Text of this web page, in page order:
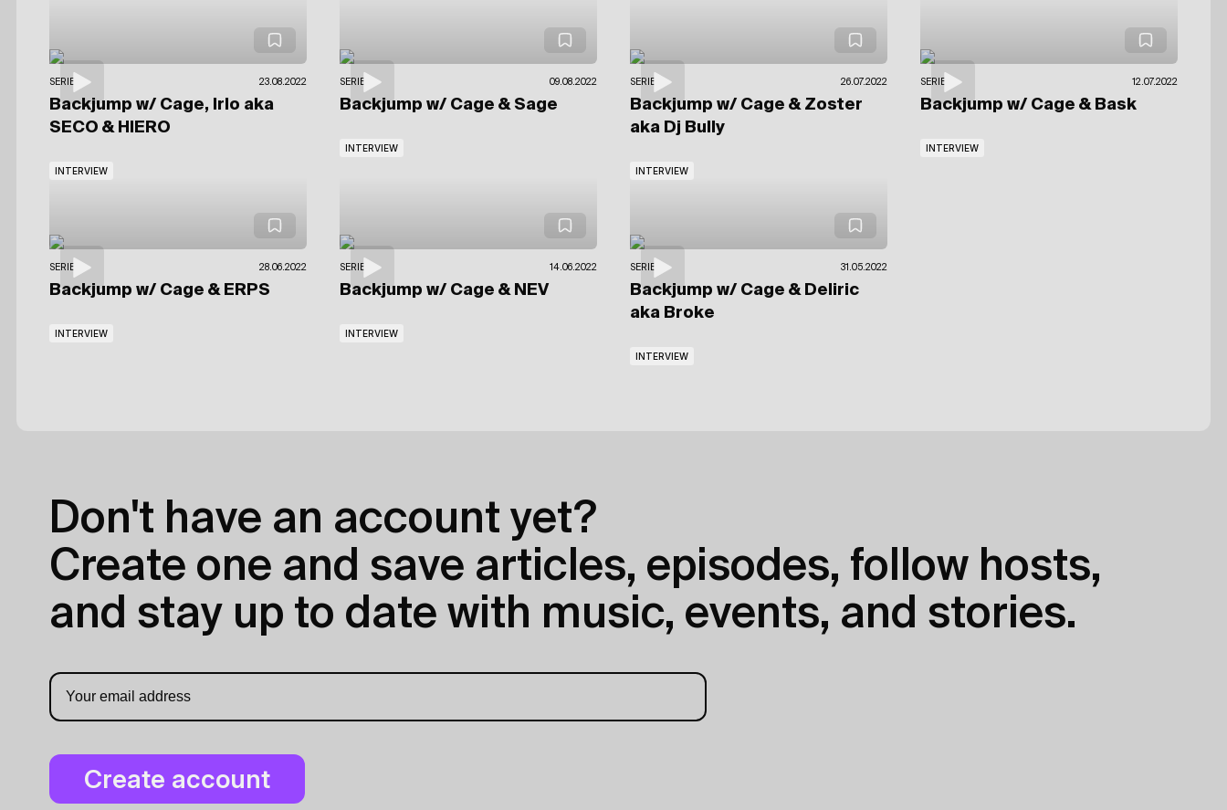
SERIES 23.08.2022
Backjump w/ Cage, Irlo aka
SECO & HIERO
INTERVIEW
SERIES 09.08.2022
Backjump w/ Cage & Sage
INTERVIEW
SERIES 26.07.2022
Backjump w/ Cage & Zoster
aka Dj Bully
INTERVIEW
SERIES 12.07.2022
Backjump w/ Cage & Bask
INTERVIEW
SERIES 28.06.2022
Backjump w/ Cage & ERPS
INTERVIEW
SERIES 14.06.2022
Backjump w/ Cage & NEV
INTERVIEW
SERIES 31.05.2022
Backjump w/ Cage & Deliric
aka Broke
INTERVIEW
Don't have an account yet?
Create one and save articles, episodes, follow hosts,
and stay up to date with music, events, and stories.